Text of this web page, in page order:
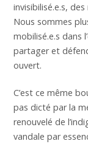
invisibilisé.e.s,
Nous sommes
mobilisé.e.s dans
partager et
ouvert.
C’est ce même
pas dicté par la
renouvelé de
vandale par